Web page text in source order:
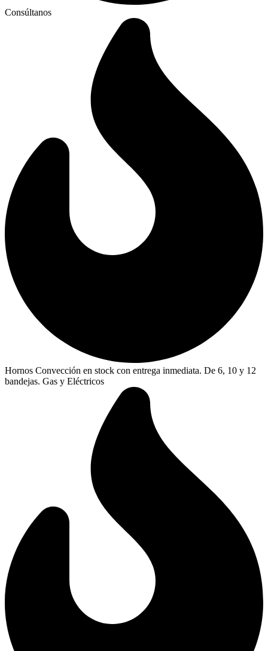
Consúltanos
Hornos Convección en stock con entrega inmediata. De 6, 10 y 12
bandejas. Gas y Eléctricos